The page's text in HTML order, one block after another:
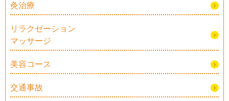
灸治療
リラクゼーション
マッサージ
美容コース
交通事故